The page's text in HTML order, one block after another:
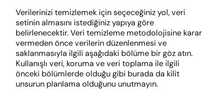
Verilerinizi temizlemek için seçeceğiniz yol, veri
setinin almasını istediğiniz yapıya göre
belirlenecektir. Veri temizleme metodolojisine karar
vermeden önce verilerin düzenlenmesi ve
saklanmasıyla ilgili aşağıdaki bölüme bir göz atın.
Kullanışlı veri, koruma ve veri toplama ile ilgili
önceki bölümlerde olduğu gibi burada da kilit
unsurun planlama olduğunu unutmayın.